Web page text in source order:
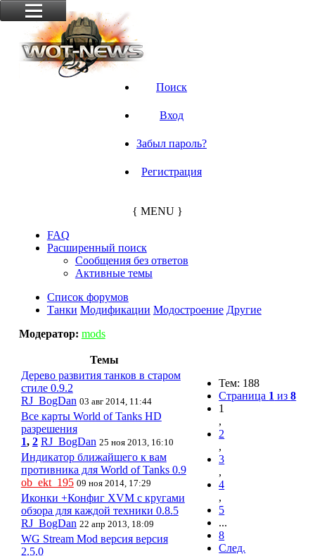
Поиск
Вход
Забыл пароль?
Регистрация
{ MENU }
FAQ
Расширенный поиск
Сообщения без ответов
Активные темы
Список форумов
Танки Модификации Модостроение Другие
Модератор: mods
Тем: 188
Страница 1 из8
1
,
2
,
3
,
4
,
5
...
8
След.
Темы
Дерево развития танков в старом
стиле 0.9.2
RJ_BogDan 03 авг 2014, 11:44
Все карты World of Tanks HD
разрешения
1, 2 RJ_BogDan 25 ноя 2013, 16:10
Индикатор ближайшего к вам
противника для World of Tanks 0.9
ob_ekt_195 09 ноя 2014, 17:29
Иконки +Конфиг XVM с кругами
обзора для каждой техники 0.8.5
RJ_BogDan 22 апр 2013, 18:09
WG Stream Mod версия версия
2.5.0